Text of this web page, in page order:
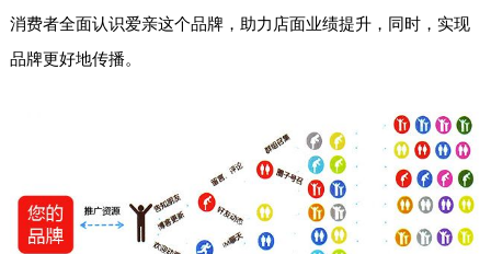
消费者全面认识爱亲这个品牌，助力店面业绩提升，同时，实现
品牌更好地传播。